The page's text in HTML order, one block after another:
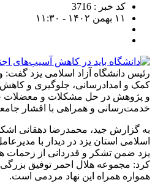
کد خبر : 3716
۱۱ بهمن ۱۴۰۲ - ۱۱:۳۰
رئیس دانشگاه آزاد اسلامی یزد گفت:
کمک و امدادرسانی، جلوگیری و
و پژوهش در حل مشکلات و معضلات
خدمت‌رسانی و همراهی با اقشار
به گزارش جید، محمدرضا دهقانی
اسلامی استان یزد در دیدار با
یزد ضمن تشکر و قدردانی از زحمات
کرد: مجموعه هلال احمر توفیق بزرگی
همواره همراه این نهاد مردمی است.